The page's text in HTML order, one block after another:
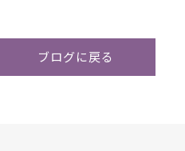
ブログに戻る